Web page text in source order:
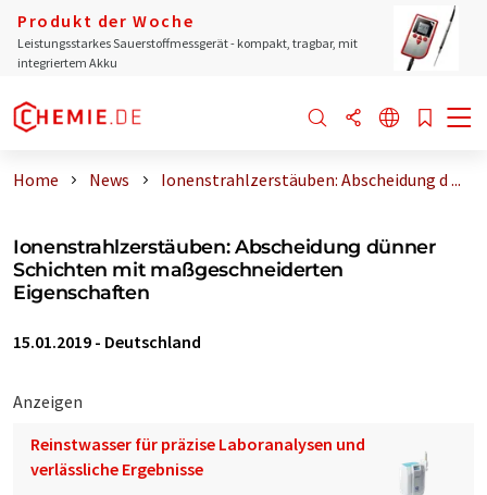
Produkt der Woche
Leistungsstarkes Sauerstoffmessgerät - kompakt, tragbar, mit
integriertem Akku
Home News Ionenstrahlzerstäuben: Abscheidung d ...
Ionenstrahlzerstäuben: Abscheidung dünner
Schichten mit maßgeschneiderten
Eigenschaften
15.01.2019 - Deutschland
Anzeigen
Reinstwasser für präzise Laboranalysen und
verlässliche Ergebnisse